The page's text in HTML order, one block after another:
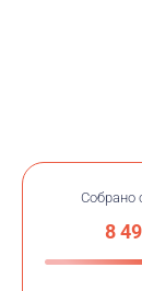
Собрано
8